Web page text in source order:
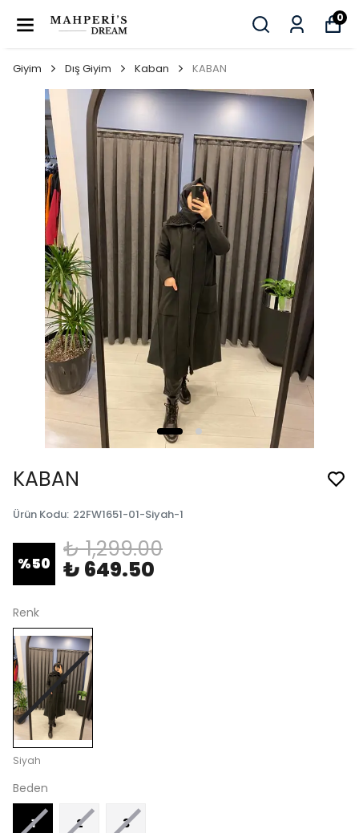
0
Giyim Dış Giyim Kaban KABAN
KABAN
Ürün Kodu: 22FW1651-01-Siyah-1
%50
₺ 1,299.00
₺ 649.50
Renk
Siyah
Beden
1 2 3